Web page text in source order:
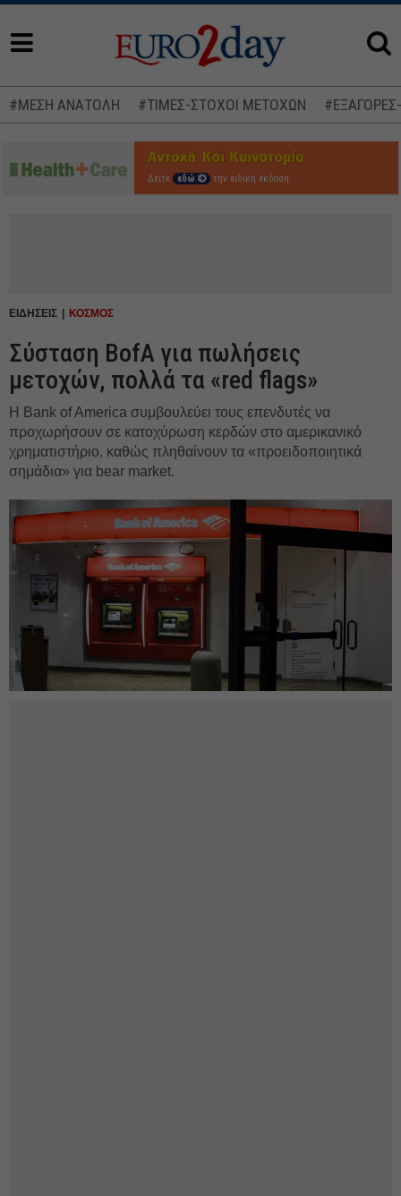
#ΜΕΣΗ ΑΝΑΤΟΛΗ #ΤΙΜΕΣ-ΣΤΟΧΟΙ ΜΕΤΟΧΩΝ
Δείτε εδώ την ειδική έκδοση
ΕΙΔΗΣΕΙΣ ΚΟΣΜΟΣ
Σύσταση BofA για πωλήσεις
μετοχών, πολλά τα «red flags»
Η Bank of America συμβουλεύει τους επενδυτές να
προχωρήσουν σε κατοχύρωση κερδών στο αμερικανικό
χρηματιστήριο, καθώς πληθαίνουν τα «προειδοποιητικά
σημάδια» για bear market.